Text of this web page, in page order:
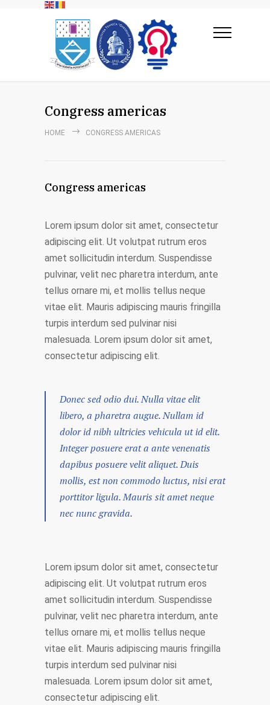
Congress americas
HOME CONGRESS AMERICAS
Congress americas
Lorem ipsum dolor sit amet, consectetur
adipiscing elit. Ut volutpat rutrum eros
amet sollicitudin interdum. Suspendisse
pulvinar, velit nec pharetra interdum, ante
tellus ornare mi, et mollis tellus neque
vitae elit. Mauris adipiscing mauris fringilla
turpis interdum sed pulvinar nisi
malesuada. Lorem ipsum dolor sit amet,
consectetur adipiscing elit.
Donec sed odio dui. Nulla vitae elit
libero, a pharetra augue. Nullam id
dolor id nibh ultricies vehicula ut id elit.
Integer posuere erat a ante venenatis
dapibus posuere velit aliquet. Duis
mollis, est non commodo luctus, nisi erat
porttitor ligula. Mauris sit amet neque
nec nunc gravida.
Lorem ipsum dolor sit amet, consectetur
adipiscing elit. Ut volutpat rutrum eros
amet sollicitudin interdum. Suspendisse
pulvinar, velit nec pharetra interdum, ante
tellus ornare mi, et mollis tellus neque
vitae elit. Mauris adipiscing mauris fringilla
turpis interdum sed pulvinar nisi
malesuada. Lorem ipsum dolor sit amet,
consectetur adipiscing elit.